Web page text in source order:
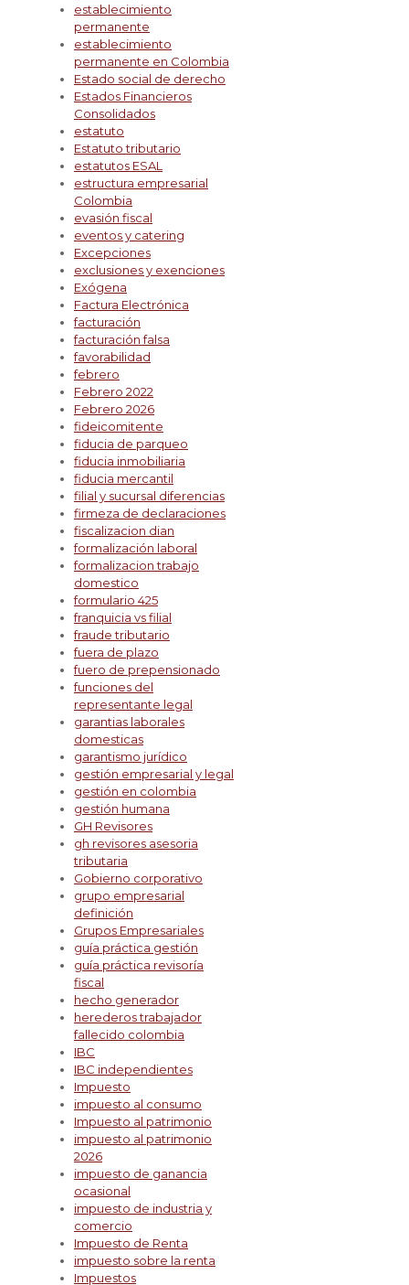
establecimiento
permanente
establecimiento
permanente en Colombia
Estado social de derecho
Estados Financieros
Consolidados
estatuto
Estatuto tributario
estatutos ESAL
estructura empresarial
Colombia
evasión fiscal
eventos y catering
Excepciones
exclusiones y exenciones
Exógena
Factura Electrónica
facturación
facturación falsa
favorabilidad
febrero
Febrero 2022
Febrero 2026
fideicomitente
fiducia de parqueo
fiducia inmobiliaria
fiducia mercantil
filial y sucursal diferencias
firmeza de declaraciones
fiscalizacion dian
formalización laboral
formalizacion trabajo
domestico
formulario 425
franquicia vs filial
fraude tributario
fuera de plazo
fuero de prepensionado
funciones del
representante legal
garantias laborales
domesticas
garantismo jurídico
gestión empresarial y legal
gestión en colombia
gestión humana
GH Revisores
gh revisores asesoria
tributaria
Gobierno corporativo
grupo empresarial
definición
Grupos Empresariales
guía práctica gestión
guía práctica revisoría
fiscal
hecho generador
herederos trabajador
fallecido colombia
IBC
IBC independientes
Impuesto
impuesto al consumo
Impuesto al patrimonio
impuesto al patrimonio
2026
impuesto de ganancia
ocasional
impuesto de industria y
comercio
Impuesto de Renta
impuesto sobre la renta
Impuestos